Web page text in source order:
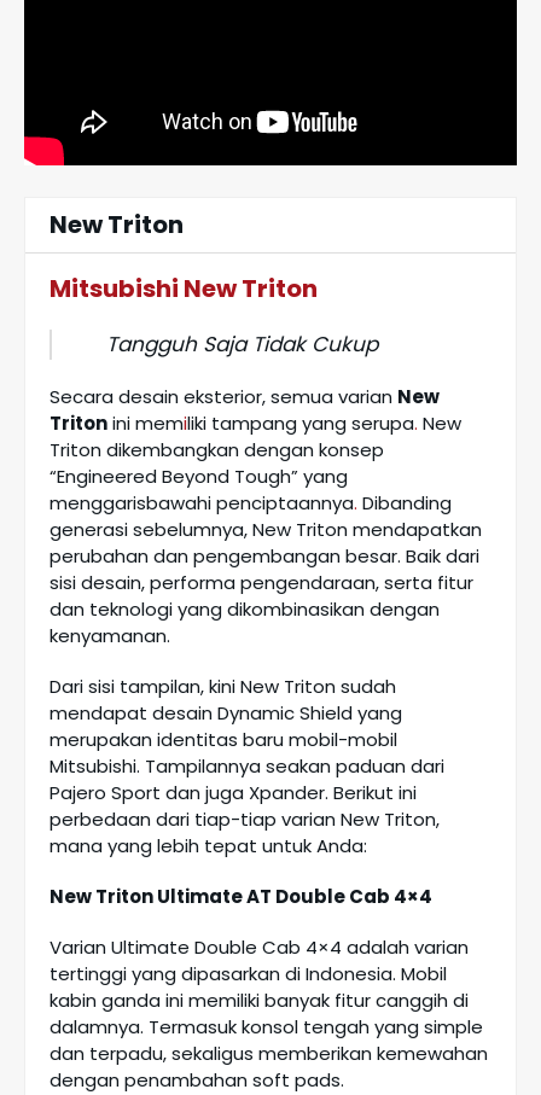
New Triton
Mitsubishi New Triton
Tangguh Saja Tidak Cukup
Secara desain eksterior, semua varian New
Tritonini memiliki tampang yang serupa. New
Triton dikembangkan dengan konsep
“Engineered Beyond Tough” yang
menggarisbawahi penciptaannya. Dibanding
generasi sebelumnya, New Triton mendapatkan
perubahan dan pengembangan besar. Baik dari
sisi desain, performa pengendaraan, serta fitur
dan teknologi yang dikombinasikan dengan
kenyamanan.
Dari sisi tampilan, kini New Triton sudah
mendapat desain Dynamic Shield yang
merupakan identitas baru mobil-mobil
Mitsubishi. Tampilannya seakan paduan dari
Pajero Sport dan juga Xpander. Berikut ini
perbedaan dari tiap-tiap varian New Triton,
mana yang lebih tepat untuk Anda:
New Triton Ultimate AT Double Cab 4×4
Varian Ultimate Double Cab 4×4 adalah varian
tertinggi yang dipasarkan di Indonesia. Mobil
kabin ganda ini memiliki banyak fitur canggih di
dalamnya. Termasuk konsol tengah yang simple
dan terpadu, sekaligus memberikan kemewahan
dengan penambahan soft pads.